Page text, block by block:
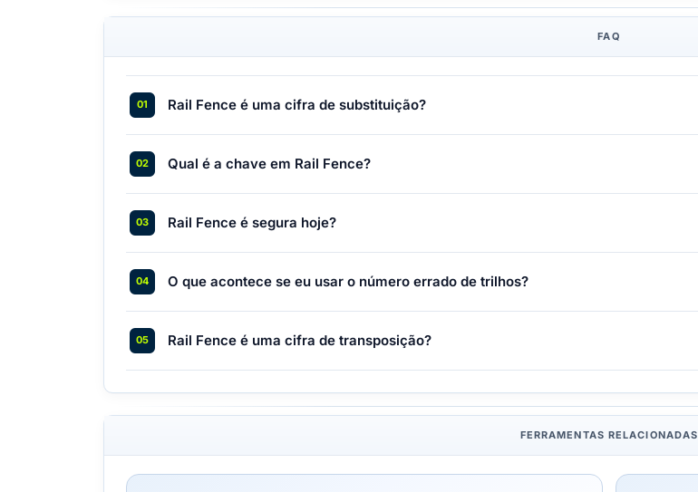
FAQ
Rail Fence é uma cifra de substituição?
Qual é a chave em Rail Fence?
Rail Fence é segura hoje?
O que acontece se eu usar o número errado de trilhos?
Rail Fence é uma cifra de transposição?
FERRAMENTAS RELACIONADAS